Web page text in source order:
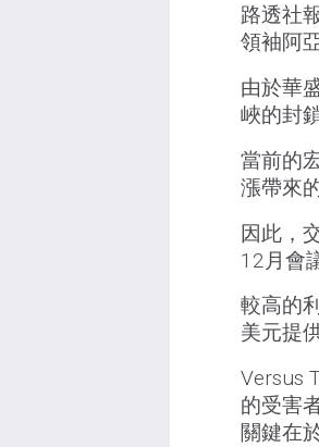
路透社
領袖阿
由於華
峽的封
當前的
漲帶來
因此，
12月會
較高的
美元提
Versus
的受害
關鍵在